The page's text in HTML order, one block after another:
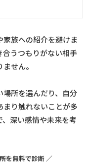
族への紹介を避けま
うつもりがない相手
せん。
所を選んだり、自分
り触れないことが多
深い感情や未来を考
を無料で診断 ／